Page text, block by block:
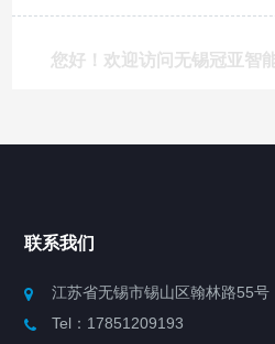
您好！欢迎访问无锡冠亚智
制冷加热动态控温系统
联系我们
江苏省无锡市锡山区翰林路55号
Tel：17851209193